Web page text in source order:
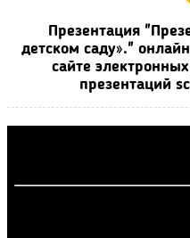
Презентация
детском саду»."
сайте
презентаций